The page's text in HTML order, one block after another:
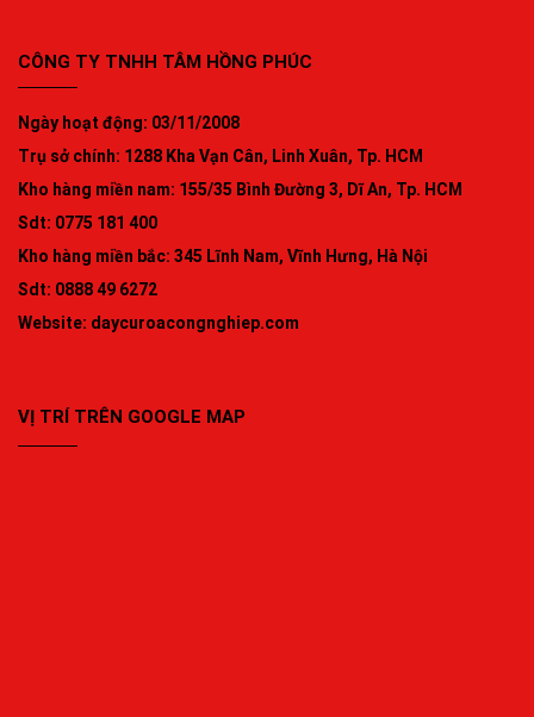
CÔNG TY TNHH TÂM HỒNG PHÚC
Ngày hoạt động: 03/11/2008
Trụ sở chính: 1288 Kha Vạn Cân, Linh Xuân, Tp. HCM
Kho hàng miền nam: 155/35 Bình Đường 3, Dĩ An, Tp. HCM
Sdt: 0775 181 400
Kho hàng miền bắc: 345 Lĩnh Nam, Vĩnh Hưng, Hà Nội
Sdt: 0888 49 6272
Website: daycuroacongnghiep.com
VỊ TRÍ TRÊN GOOGLE MAP